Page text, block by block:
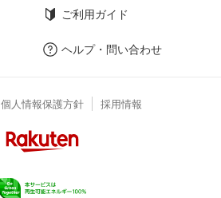
ご利用ガイド
ヘルプ・問い合わせ
個人情報保護方針 採用情報